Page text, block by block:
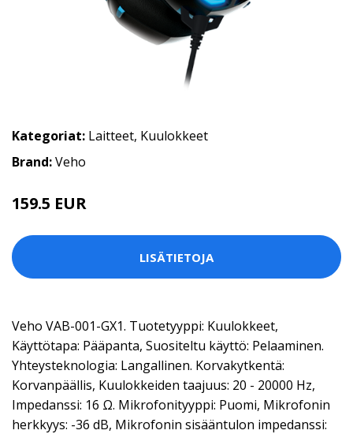
Kategoriat: Laitteet, Kuulokkeet
Brand:Veho
159.5 EUR
LISÄTIETOJA
Veho VAB-001-GX1. Tuotetyyppi: Kuulokkeet,
Käyttötapa: Pääpanta, Suositeltu käyttö: Pelaaminen.
Yhteysteknologia: Langallinen. Korvakytkentä:
Korvanpäällis, Kuulokkeiden taajuus: 20 - 20000 Hz,
Impedanssi: 16 Ω. Mikrofonityyppi: Puomi, Mikrofonin
herkkyys: -36 dB, Mikrofonin sisääntulon impedanssi: